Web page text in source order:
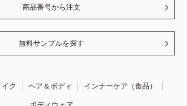
商品番号から注文
無料サンプルを探す
イク ヘア＆ボディ
インナーケア（食品）